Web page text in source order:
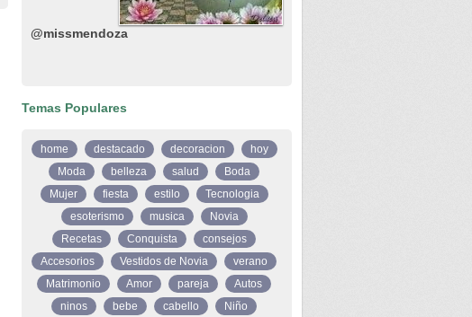
@missmendoza
Temas Populares
home destacado decoracion
hoy
Moda
belleza salud
Boda
Mujer
fiesta estilo
Tecnologia
esoterismo
musica
Novia
Recetas
Conquista
consejos
Accesorios
Vestidos de Novia
verano
Matrimonio
Amor pareja
Autos
ninos
bebe cabello Niño